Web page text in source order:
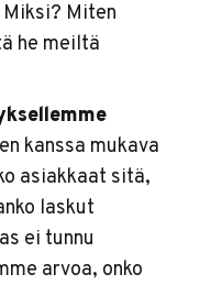
Miksi? Miten
he meiltä
kanssa mukava
asiakkaat sitä,
laskut
ei tunnu
arvoa, onko